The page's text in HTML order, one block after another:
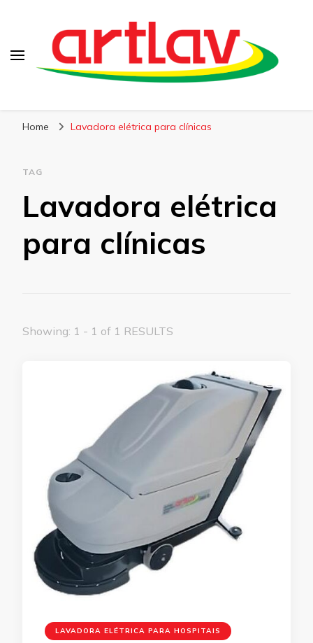
Home Lavadora elétrica para clínicas
TAG
Lavadora elétrica
para clínicas
Showing: 1 - 1 of 1 RESULTS
LAVADORA ELÉTRICA PARA HOSPITAIS